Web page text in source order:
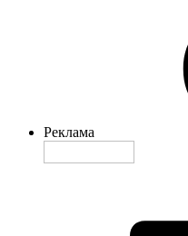
Реклама